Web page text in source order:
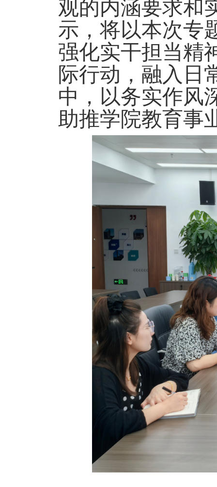
观的内涵要求和
示，将以本次专
强化实干担当精
际行动，融入日
中，以务实作风
助推学院教育事